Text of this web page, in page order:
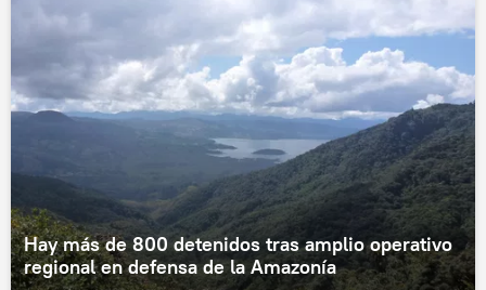
Hay más de 800 detenidos tras amplio operativo
regional en defensa de la Amazonía